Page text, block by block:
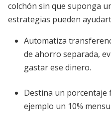
colchón sin que suponga
estrategias pueden
Automatiza
de ahorro separada,
gastar ese dinero.
Destina un porcentaje
ejemplo un 10%